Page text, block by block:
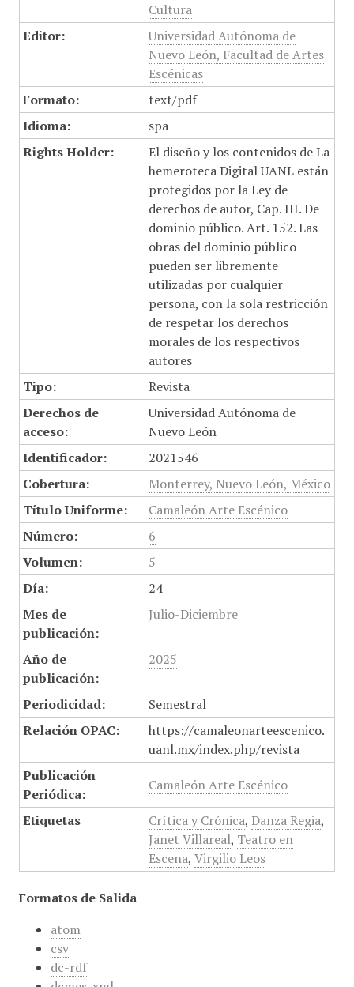
Cultura
Editor:
Universidad Autónoma de
Nuevo León, Facultad de Artes
Escénicas
Formato:
text/pdf
Idioma:
spa
Rights Holder:
El diseño y los contenidos de La
hemeroteca Digital UANL están
protegidos por la Ley de
derechos de autor, Cap. III. De
dominio público. Art. 152. Las
obras del dominio público
pueden ser libremente
utilizadas por cualquier
persona, con la sola restricción
de respetar los derechos
morales de los respectivos
autores
Tipo:
Revista
Derechos de
acceso:
Universidad Autónoma de
Nuevo León
Identificador:
2021546
Cobertura:
Monterrey, Nuevo León, México
Título Uniforme:
Camaleón Arte Escénico
Número:
6
Volumen:
5
Día:
24
Mes de
publicación:
Julio-Diciembre
Año de
publicación:
2025
Periodicidad:
Semestral
Relación OPAC:
https://camaleonarteescenico.
uanl.mx/index.php/revista
Publicación
Periódica:
Camaleón Arte Escénico
Etiquetas Crítica y Crónica, Danza Regia,
Janet Villareal, Teatro en
Escena, Virgilio Leos
Formatos de Salida
atom
csv
dc-rdf